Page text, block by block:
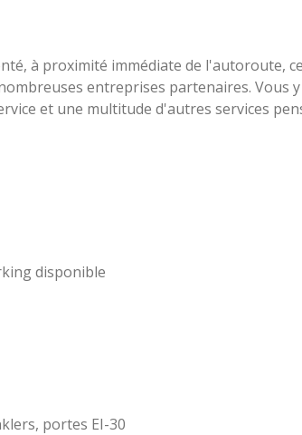
à proximité immédiate de l'autoroute,
entreprises partenaires.
et une multitude d'autres services
disponible
portes EI-30